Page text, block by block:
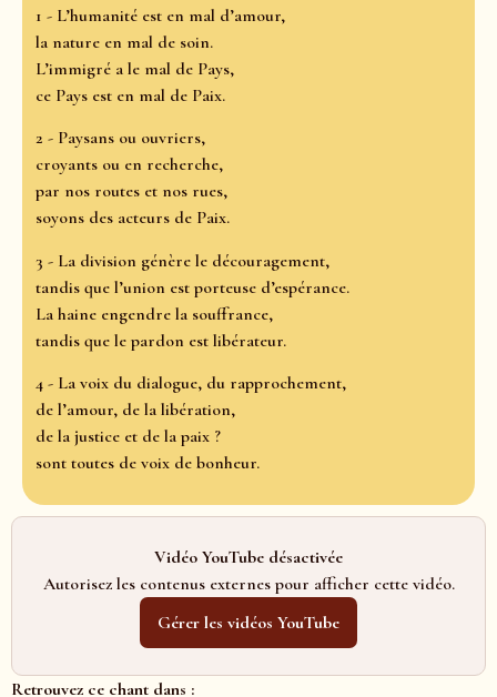
1 - L’humanité est en mal d’amour,
la nature en mal de soin.
L’immigré a le mal de Pays,
ce Pays est en mal de Paix.
2 - Paysans ou ouvriers,
croyants ou en recherche,
par nos routes et nos rues,
soyons des acteurs de Paix.
3 - La division génère le découragement,
tandis que l’union est porteuse d’espérance.
La haine engendre la souffrance,
tandis que le pardon est libérateur.
4 - La voix du dialogue, du rapprochement,
de l’amour, de la libération,
de la justice et de la paix ?
sont toutes de voix de bonheur.
Vidéo YouTube désactivée
Autorisez les contenus externes pour afficher cette vidéo.
Gérer les vidéos YouTube
Retrouvez ce chant dans :